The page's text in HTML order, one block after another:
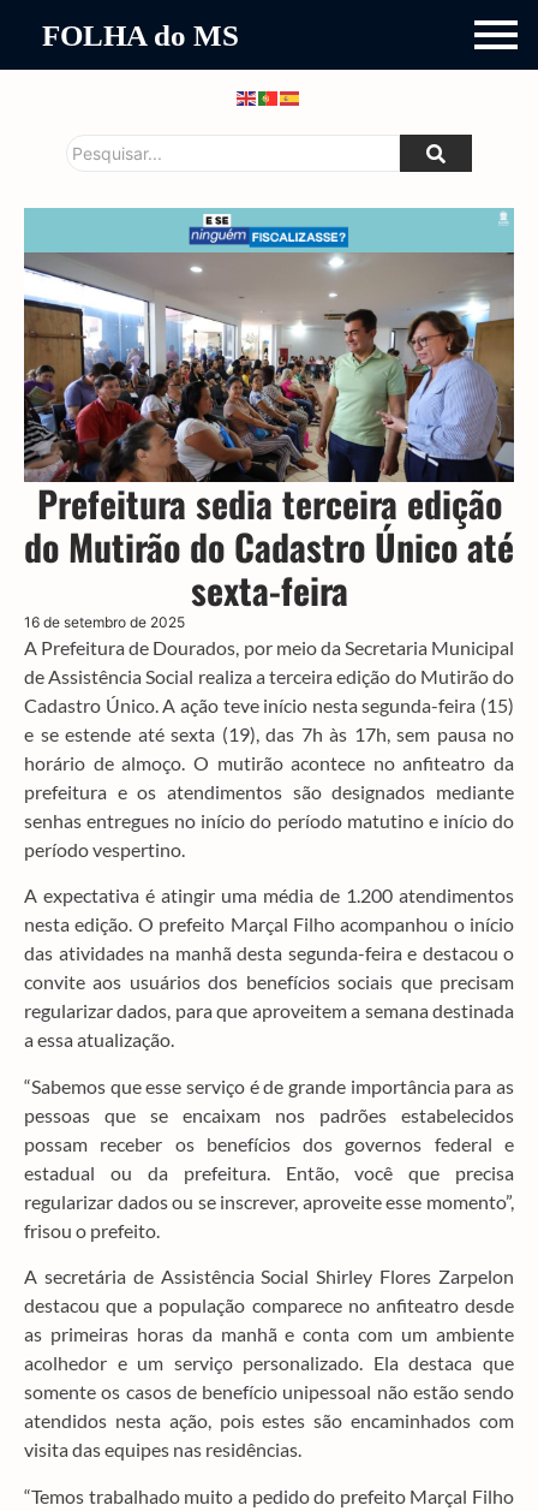
FOLHA do MS
Prefeitura sedia terceira edição
do Mutirão do Cadastro Único até
sexta-feira
16 de setembro de 2025
A Prefeitura de Dourados, por meio da Secretaria Municipal
de Assistência Social realiza a terceira edição do Mutirão do
Cadastro Único. A ação teve início nesta segunda-feira (15)
e se estende até sexta (19), das 7h às 17h, sem pausa no
horário de almoço. O mutirão acontece no anfiteatro da
prefeitura e os atendimentos são designados mediante
senhas entregues no início do período matutino e início do
período vespertino.
A expectativa é atingir uma média de 1.200 atendimentos
nesta edição. O prefeito Marçal Filho acompanhou o início
das atividades na manhã desta segunda-feira e destacou o
convite aos usuários dos benefícios sociais que precisam
regularizar dados, para que aproveitem a semana destinada
a essa atualização.
“Sabemos que esse serviço é de grande importância para as
pessoas que se encaixam nos padrões estabelecidos
possam receber os benefícios dos governos federal e
estadual ou da prefeitura. Então, você que precisa
regularizar dados ou se inscrever, aproveite esse momento”,
frisou o prefeito.
A secretária de Assistência Social Shirley Flores Zarpelon
destacou que a população comparece no anfiteatro desde
as primeiras horas da manhã e conta com um ambiente
acolhedor e um serviço personalizado. Ela destaca que
somente os casos de benefício unipessoal não estão sendo
atendidos nesta ação, pois estes são encaminhados com
visita das equipes nas residências.
“Temos trabalhado muito a pedido do prefeito Marçal Filho